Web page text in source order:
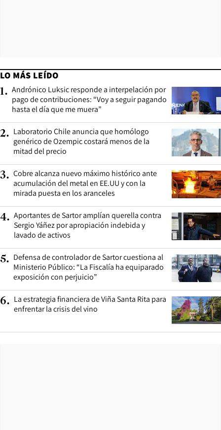
LO MÁS LEÍDO
1. Andrónico Luksic responde a interpelación por
pago de contribuciones: “Voy a seguir pagando
hasta el día que me muera”
2. Laboratorio Chile anuncia que homólogo
genérico de Ozempic costará menos de la
mitad del precio
3. Cobre alcanza nuevo máximo histórico ante
acumulación del metal en EE.UU y con la
mirada puesta en los aranceles
4. Aportantes de Sartor amplían querella contra
Sergio Yáñez por apropiación indebida y
lavado de activos
5. Defensa de controlador de Sartor cuestiona al
Ministerio Público: “La Fiscalía ha equiparado
exposición con perjuicio”
6. La estrategia financiera de Viña Santa Rita para
enfrentar la crisis del vino